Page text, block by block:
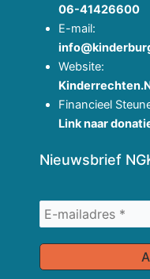
06-41426600
E-mail:
Website:
Financieel
Link naar
Nieuwsbrief